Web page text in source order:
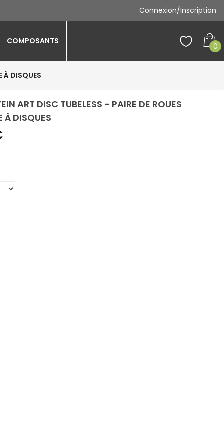
Connexion/Inscription
COMPOSANTS
0
À DISQUES
ART DISC TUBELESS - PAIRE DE ROUES
À DISQUES